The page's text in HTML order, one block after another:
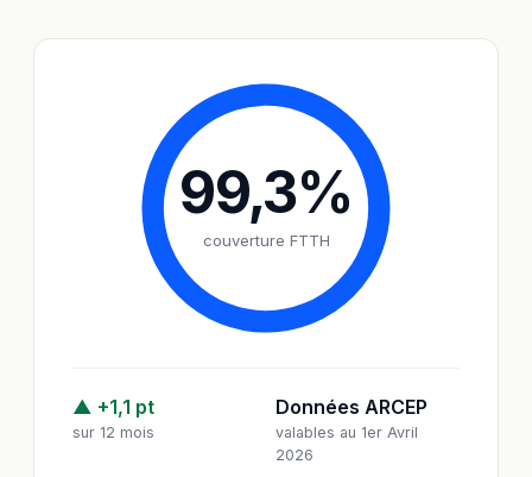
99,3%
couverture FTTH
▲ +1,1 pt
sur 12 mois
Données ARCEP
valables au 1er Avril
2026